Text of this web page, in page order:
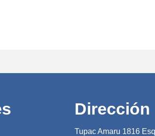
Dirección
Tupac Amaru 1816